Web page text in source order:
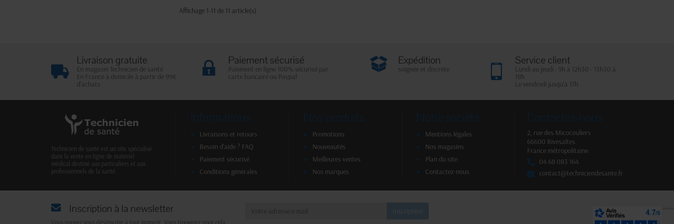
Affichage 1-11 de 11 article(s)
Livraison gratuite
En magasin Technicien de santé
En France à domicile à partir de 99€
d'achats
Paiement sécurisé
Paiement en ligne 100% sécurisé par
carte bancaire ou Paypal
Expédition
soignée et discrète
Service client
Lundi au jeudi : 9h à 12h30 - 13h30 à
18h
Le vendredi jusqu'à 17h
Technicien de santé est un site spécialisé
dans la vente en ligne de matériel
médical destiné aux particuliers et aux
professionnels de la santé.
Informations
Livraisons et retours
Besoin d'aide ? FAQ
Paiement sécurisé
Conditions générales
Nos produits
Promotions
Nouveautés
Meilleures ventes
Nos marques
Notre société
Mentions légales
Nos magasins
Plan du site
Contactez-nous
Contactez-nous
2, rue des Micocouliers
66600 Rivesaltes
France métropolitaine
04 68 083 164
contact@techniciendesante.fr
Inscription à la newsletter
Vous pouvez vous désinscrire à tout moment. Vous trouverez pour cela